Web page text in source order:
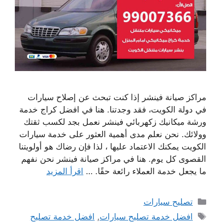
مراكز صيانة فينشر إذا كنت تبحث عن إصلاح سيارات
في دولة الكويت، فقد وجدتنا. هنا في افضل كراج خدمة
ورشة ميكانيك زكهربائي فينشر نعمل بجد لكسب ثقتك
وولائك. نحن نعلم مدى أهمية العثور على خدمة سيارات
الكويت يمكنك الاعتماد عليها ، لذا فإن رضاك ​​هو أولويتنا
القصوى كل يوم. هنا في مراكز صيانة فينشر نحن نفهم
ما يجعل خدمة العملاء رائعة حقًا. … اقرأ المزيد
التصنيفات
تصليح سيارات
الوسوم
افضل خدمة تصليح سيارات, افضل خدمة تصليح